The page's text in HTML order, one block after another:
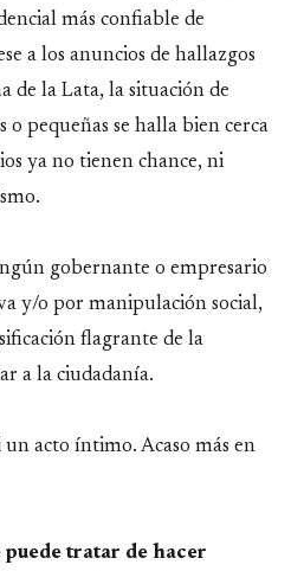
más confiable de
a los anuncios de hallazgos
de la Lata, la situación de
o pequeñas se halla bien cerca
ya no tienen chance, ni
gobernante o empresario
y/o por manipulación social,
flagrante de la
a la ciudadanía.
un acto íntimo. Acaso más en
tratar de hacer